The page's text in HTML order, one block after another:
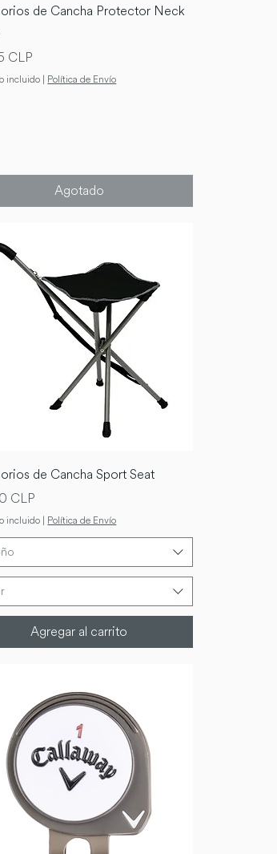
de Cancha Protector Neck
CLP
incluido | Política de Envío
Agotado
de Cancha Sport Seat
CLP
incluido | Política de Envío
Agregar al carrito